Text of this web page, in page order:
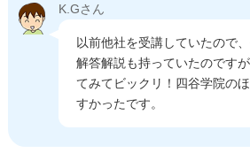
K.Gさん
以前他社を受講していたので
解答解説も持っていたのです
てみてビックリ！四谷学院の
すかったです。